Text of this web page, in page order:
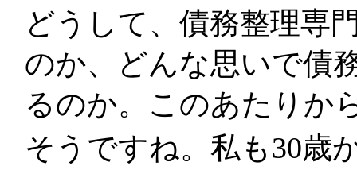
どうして、債務整理専
のか、どんな思いで債
るのか。このあたりか
そうですね。私も30歳